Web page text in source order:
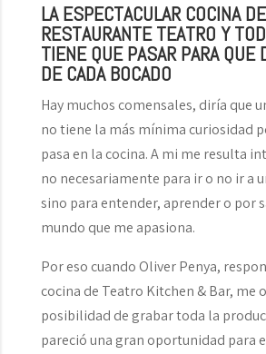
LA ESPECTACULAR COCINA
RESTAURANTE TEATRO Y
TIENE QUE PASAR PARA QUE
DE CADA BOCADO
Hay muchos comensales, diría que
no tiene la más mínima curiosidad
pasa en la cocina. A mi me resulta
no necesariamente para ir o no ir a
sino para entender, aprender o por
mundo que me apasiona.
Por eso cuando Oliver Penya,
cocina de Teatro Kitchen & Bar, me
posibilidad de grabar toda la
pareció una gran oportunidad para